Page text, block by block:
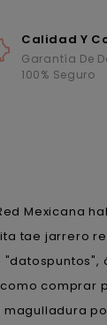
Calidad Y
Garantía De
100% Seguro
Mexicana
tae jarrero
comprar
magulladura